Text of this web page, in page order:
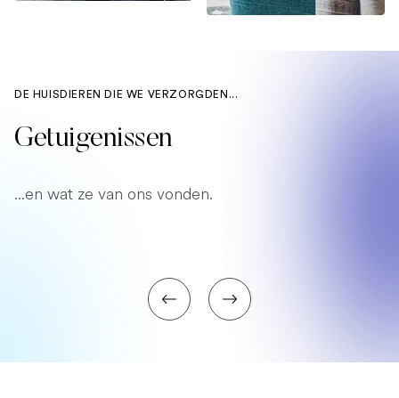
DE HUISDIEREN DIE WE VERZORGDEN...
Getuigenissen
...en wat ze van ons vonden.